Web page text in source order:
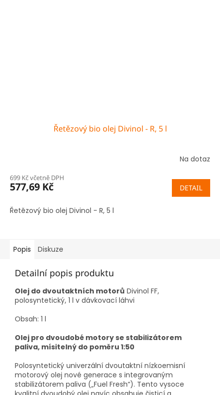
Řetězový bio olej Divinol - R, 5 l
Na dotaz
699 Kč včetně DPH
577,69 Kč DETAIL
Řetězový bio olej Divinol - R, 5 l
Popis Diskuze
Detailní popis produktu
Olej do dvoutaktních motorů Divinol FF,
polosyntetický, 1 l v dávkovací láhvi
Obsah: 1 l
Olej pro dvoudobé motory se stabilizátorem
paliva, mísitelný do poměru 1:50
Polosyntetický univerzální dvoutaktní nízkoemisní
motorový olej nové generace s integrovaným
stabilizátorem paliva („Fuel Fresh“). Tento vysoce